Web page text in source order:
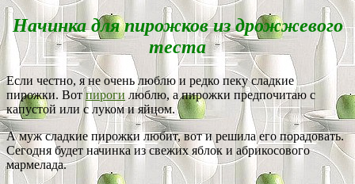
Начинка для пирожков из дрожжевого
теста
Если честно, я не очень люблю и редко пеку сладкие
пирожки. Вотпироги люблю, а пирожки предпочитаю с
капустой или с луком и яйцом.
А муж сладкие пирожки любит, вот и решила его порадовать.
Сегодня будет начинка из свежих яблок и абрикосового
мармелада.